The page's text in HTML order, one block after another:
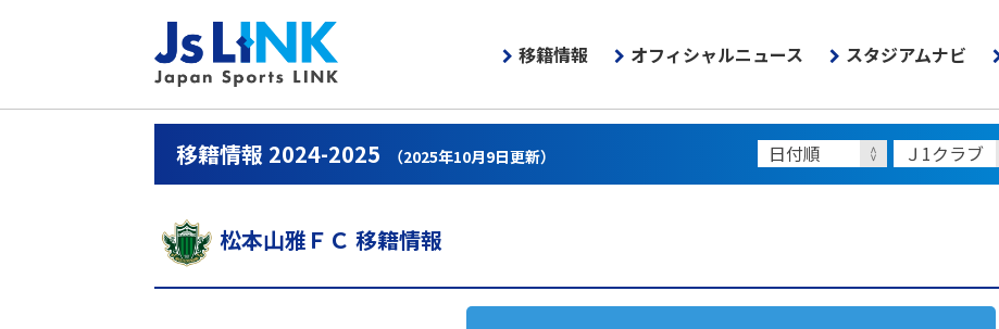
移籍情報 オフィシャルニュース スタジアムナビ
移籍情報 2024-2025 （2025年10月9日更新）
松本山雅ＦＣ 移籍情報